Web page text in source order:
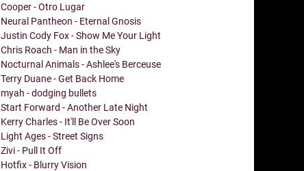
Cooper - Otro Lugar
Neural Pantheon - Eternal Gnosis
Justin Cody Fox - Show Me Your Light
Chris Roach - Man in the Sky
Nocturnal Animals - Ashlee's Berceuse
Terry Duane - Get Back Home
myah - dodging bullets
Start Forward - Another Late Night
Kerry Charles - It'll Be Over Soon
Light Ages - Street Signs
Zivi - Pull It Off
Hotfix - Blurry Vision